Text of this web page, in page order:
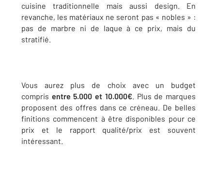
cuisine traditionnelle mais aussi design. En
revanche, les matériaux ne seront pas « nobles » :
pas de marbre ni de laque à ce prix, mais du
stratifié.
Vous aurez plus de choix avec un budget
compris entre 5.000 et 10.000€. Plus de marques
proposent des offres dans ce créneau. De belles
finitions commencent à être disponibles pour ce
prix et le rapport qualité/prix est souvent
intéressant.